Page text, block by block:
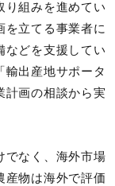
り組みを進めてい
を立てる事業者に
などを支援してい
輸出産地サポータ
計画の相談から実
でなく、海外市場
産物は海外で評価